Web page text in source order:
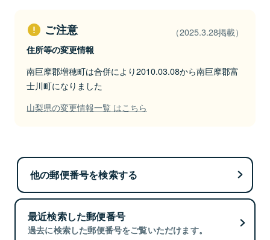
ご注意 （2025.3.28掲載）
住所等の変更情報
南巨摩郡増穂町は合併により2010.03.08から南巨摩郡富
士川町になりました
山梨県の変更情報一覧 はこちら
他の郵便番号を検索する
最近検索した郵便番号
過去に検索した郵便番号をご覧いただけます。